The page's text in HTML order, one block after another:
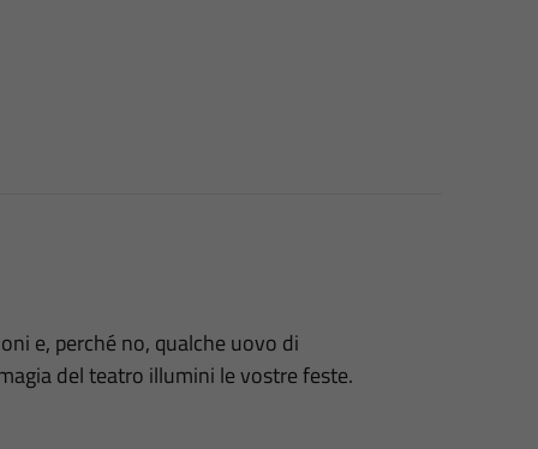
e, perché no, qualche uovo di
del teatro illumini le vostre feste.